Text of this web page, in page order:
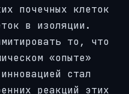
почечных клеток
в изоляции.
то, что
«опыте»
стал
реакций этих